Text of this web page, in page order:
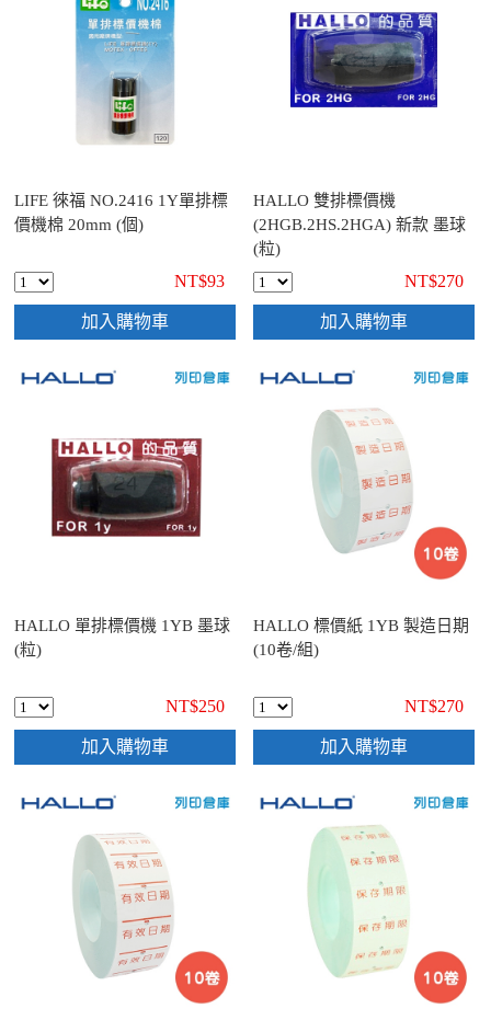
LIFE 徠福 NO.2416 1Y單排標
價機棉 20mm (個)
NT$93
加入購物車
HALLO 雙排標價機
(2HGB.2HS.2HGA) 新款 墨球
(粒)
NT$270
加入購物車
HALLO 單排標價機 1YB 墨球
(粒)
NT$250
加入購物車
HALLO 標價紙 1YB 製造日期
(10卷/組)
NT$270
加入購物車